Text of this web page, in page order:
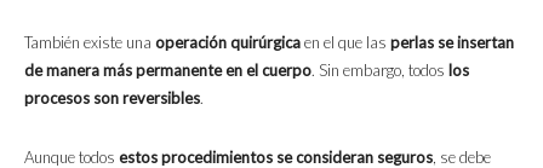
También existe una operación quirúrgicaen el que las perlas se insertan
de manera más permanente en el cuerpo. Sin embargo, todos los
procesos son reversibles.
Aunque todos estos procedimientos se consideran seguros, se debe